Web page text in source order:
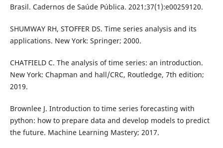
Brasil. Cadernos de Saúde Pública. 2021;37(1):e00259120.
SHUMWAY RH, STOFFER DS. Time series analysis and its
applications. New York: Springer; 2000.
CHATFIELD C. The analysis of time series: an introduction.
New York: Chapman and hall/CRC, Routledge, 7th edition;
2019.
Brownlee J. Introduction to time series forecasting with
python: how to prepare data and develop models to predict
the future. Machine Learning Mastery; 2017.